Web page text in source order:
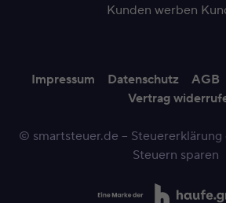
Kunden werben
Impressum Datenschutz AGB
Vertrag
© smartsteuer.de – Steuererklärung
Steuern sparen